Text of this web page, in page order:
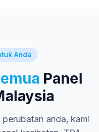
Anda
Panel
anda, kami